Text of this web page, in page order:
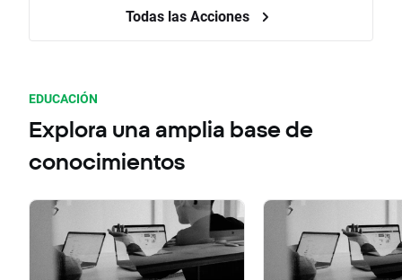
Todas las Acciones
EDUCACIÓN
Explora una amplia base de
conocimientos